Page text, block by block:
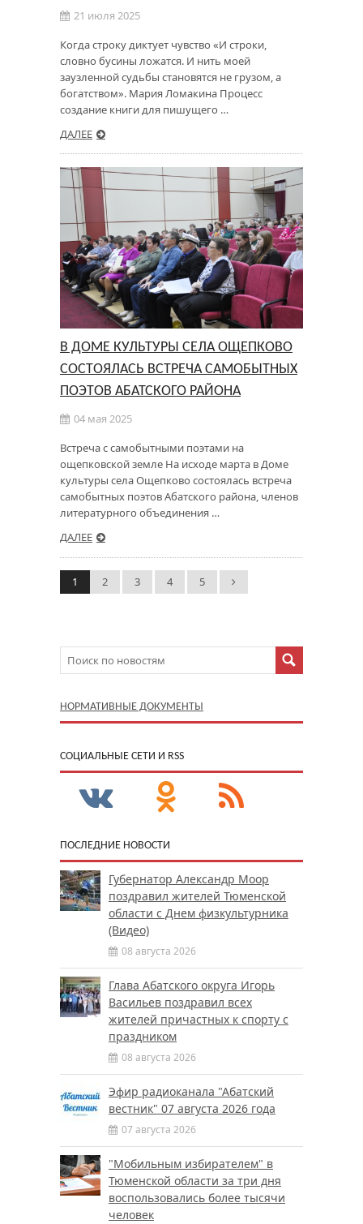
21 июля 2025
Когда строку диктует чувство «И строки,
словно бусины ложатся. И нить моей
заузленной судьбы становятся не грузом, а
богатством». Мария Ломакина Процесс
создание книги для пишущего …
ДАЛЕЕ
В ДОМЕ КУЛЬТУРЫ СЕЛА ОЩЕПКОВО
СОСТОЯЛАСЬ ВСТРЕЧА САМОБЫТНЫХ
ПОЭТОВ АБАТСКОГО РАЙОНА
04 мая 2025
Встреча с самобытными поэтами на
ощепковской земле На исходе марта в Доме
культуры села Ощепково состоялась встреча
самобытных поэтов Абатского района, членов
литературного объединения …
ДАЛЕЕ
1 2 3 4 5
НОРМАТИВНЫЕ ДОКУМЕНТЫ
CОЦИАЛЬНЫЕ СЕТИ И RSS
ПОСЛЕДНИЕ НОВОСТИ
Губернатор Александр Моор
поздравил жителей Тюменской
области с Днем физкультурника
(Видео)
08 августа 2026
Глава Абатского округа Игорь
Васильев поздравил всех
жителей причастных к спорту с
праздником
08 августа 2026
Эфир радиоканала "Абатский
вестник" 07 августа 2026 года
07 августа 2026
"Мобильным избирателем" в
Тюменской области за три дня
воспользовались более тысячи
человек